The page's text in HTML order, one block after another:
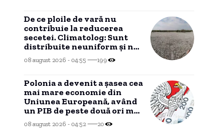
De ce ploile de vară nu
contribuie la reducerea
secetei. Climatolog: Sunt
distribuite neuniform și nu
în zonele cu cea mai mare
necesitate.
08 august 2026 - 04:55 199
Polonia a devenit a șasea cea
mai mare economie din
Uniunea Europeană, având
un PIB de peste două ori mai
mare decât cel al României.
08 august 2026 - 04:52 20